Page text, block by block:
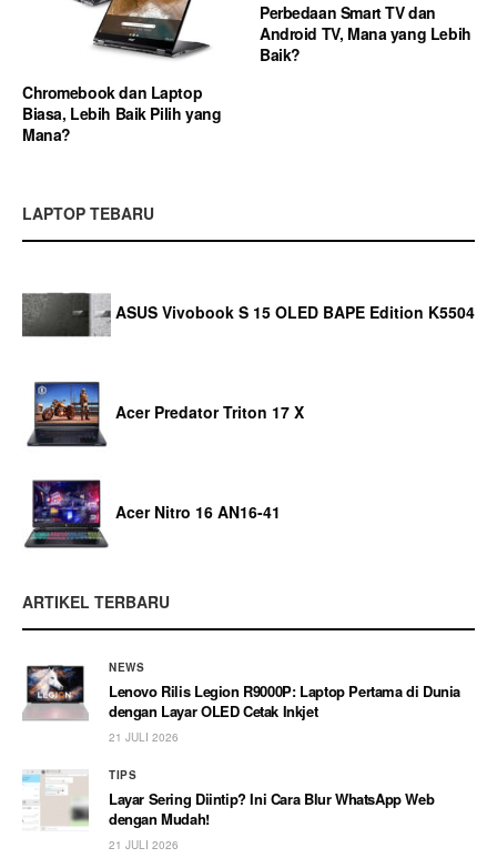
Chromebook dan Laptop
Biasa, Lebih Baik Pilih yang
Mana?
Perbedaan Smart TV dan
Android TV, Mana yang Lebih
Baik?
LAPTOP TEBARU
ASUS Vivobook S 15 OLED BAPE Edition K5504
Acer Predator Triton 17 X
Acer Nitro 16 AN16-41
ARTIKEL TERBARU
NEWS
Lenovo Rilis Legion R9000P: Laptop Pertama di Dunia
dengan Layar OLED Cetak Inkjet
21 JULI 2026
TIPS
Layar Sering Diintip? Ini Cara Blur WhatsApp Web
dengan Mudah!
21 JULI 2026